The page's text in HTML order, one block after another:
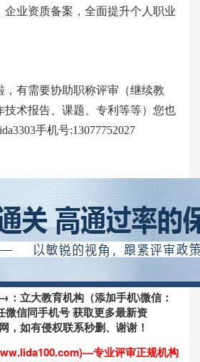
企业资质备案，全面提升个人职业
，有需要协助职称评审（继续教
技术报告、课题、专利等等）您也
手机号:13077752027
立大教育机构 （添加手机\微信：
微信同手机号 获取更多最新资
，如有侵权联系秒删、谢谢！
专业评审正规机构